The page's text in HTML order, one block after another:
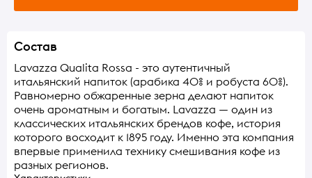
Состав
Lavazza Qualita Rossa - это аутентичный
итальянский напиток (арабика 40% и робуста 60%).
Равномерно обжаренные зерна делают напиток
очень ароматным и богатым. Lavazza — один из
классических итальянских брендов кофе, история
которого восходит к 1895 году. Именно эта компания
впервые применила технику смешивания кофе из
разных регионов.